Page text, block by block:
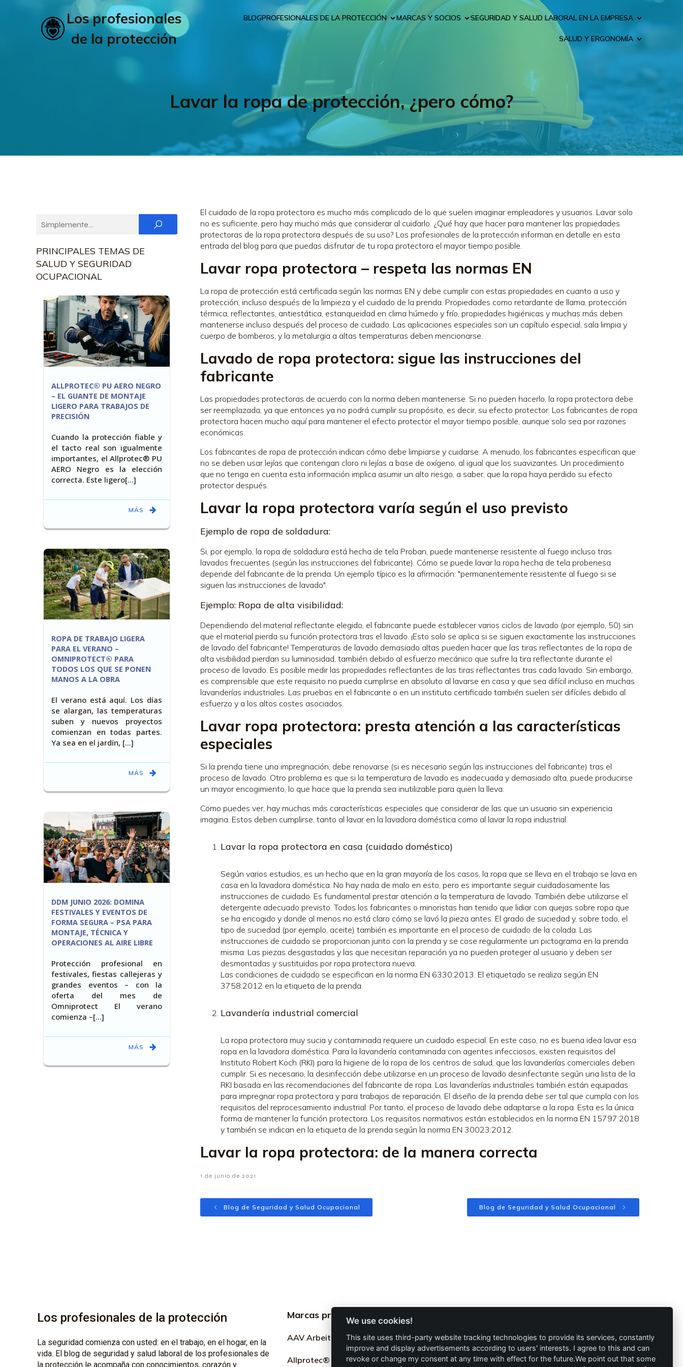
Los profesionales
de la protección
BLOGPROFESIONALES DE LA PROTECCIÓN MARCAS Y SOCIOS SEGURIDAD Y SALUD LABORAL EN LA EMPRESA
SALUD Y ERGONOMÍA
Lavar la ropa de protección, ¿pero cómo?
PRINCIPALES TEMAS DE
SALUD Y SEGURIDAD
OCUPACIONAL
ALLPROTEC® PU AERO NEGRO
– EL GUANTE DE MONTAJE
LIGERO PARA TRABAJOS DE
PRECISIÓN
Cuando la protección fiable y
el tacto real son igualmente
importantes, el Allprotec® PU
AERO Negro es la elección
correcta. Este ligero[…]
MÁS
ROPA DE TRABAJO LIGERA
PARA EL VERANO –
OMNIPROTECT® PARA
TODOS LOS QUE SE PONEN
MANOS A LA OBRA
El verano está aquí. Los días
se alargan, las temperaturas
suben y nuevos proyectos
comienzan en todas partes.
Ya sea en el jardín, [...]
MÁS
DDM JUNIO 2026: DOMINA
FESTIVALES Y EVENTOS DE
FORMA SEGURA – PSA PARA
MONTAJE, TÉCNICA Y
OPERACIONES AL AIRE LIBRE
Protección profesional en
festivales, fiestas callejeras y
grandes eventos – con la
oferta del mes de
Omniprotect El verano
comienza –[…]
MÁS
El cuidado de la ropa protectora es mucho más complicado de lo que suelen imaginar empleadores y usuarios. Lavar solo
no es suficiente, pero hay mucho más que considerar al cuidarlo. ¿Qué hay que hacer para mantener las propiedades
protectoras de la ropa protectora después de su uso? Los profesionales de la protección informan en detalle en esta
entrada del blog para que puedas disfrutar de tu ropa protectora el mayor tiempo posible.
Lavar ropa protectora – respeta las normas EN
La ropa de protección está certificada según las normas EN y debe cumplir con estas propiedades en cuanto a uso y
protección, incluso después de la limpieza y el cuidado de la prenda. Propiedades como retardante de llama, protección
térmica, reflectantes, antiestática, estanqueidad en clima húmedo y frío, propiedades higiénicas y muchas más deben
mantenerse incluso después del proceso de cuidado. Las aplicaciones especiales son un capítulo especial, sala limpia y
cuerpo de bomberos, y la metalurgia a altas temperaturas deben mencionarse.
Lavado de ropa protectora: sigue las instrucciones del
fabricante
Las propiedades protectoras de acuerdo con la norma deben mantenerse. Si no pueden hacerlo, la ropa protectora debe
ser reemplazada, ya que entonces ya no podrá cumplir su propósito, es decir, su efecto protector. Los fabricantes de ropa
protectora hacen mucho aquí para mantener el efecto protector el mayor tiempo posible, aunque solo sea por razones
económicas.
Los fabricantes de ropa de protección indican cómo debe limpiarse y cuidarse. A menudo, los fabricantes especifican que
no se deben usar lejías que contengan cloro ni lejías a base de oxígeno, al igual que los suavizantes. Un procedimiento
que no tenga en cuenta esta información implica asumir un alto riesgo, a saber, que la ropa haya perdido su efecto
protector después.
Lavar la ropa protectora varía según el uso previsto
Ejemplo de ropa de soldadura:
Si, por ejemplo, la ropa de soldadura está hecha de tela Proban, puede mantenerse resistente al fuego incluso tras
lavados frecuentes (según las instrucciones del fabricante). Cómo se puede lavar la ropa hecha de tela probenesa
depende del fabricante de la prenda. Un ejemplo típico es la afirmación: "permanentemente resistente al fuego si se
siguen las instrucciones de lavado".
Ejemplo: Ropa de alta visibilidad:
Dependiendo del material reflectante elegido, el fabricante puede establecer varios ciclos de lavado (por ejemplo, 50) sin
que el material pierda su función protectora tras el lavado. ¡Esto solo se aplica si se siguen exactamente las instrucciones
de lavado del fabricante! Temperaturas de lavado demasiado altas pueden hacer que las tiras reflectantes de la ropa de
alta visibilidad pierdan su luminosidad, también debido al esfuerzo mecánico que sufre la tira reflectante durante el
proceso de lavado. Es posible medir las propiedades reflectantes de las tiras reflectantes tras cada lavado. Sin embargo,
es comprensible que este requisito no pueda cumplirse en absoluto al lavarse en casa y que sea difícil incluso en muchas
lavanderías industriales. Las pruebas en el fabricante o en un instituto certificado también suelen ser difíciles debido al
esfuerzo y a los altos costes asociados.
Lavar ropa protectora: presta atención a las características
especiales
Si la prenda tiene una impregnación, debe renovarse (si es necesario según las instrucciones del fabricante) tras el
proceso de lavado. Otro problema es que si la temperatura de lavado es inadecuada y demasiado alta, puede producirse
un mayor encogimiento, lo que hace que la prenda sea inutilizable para quien la lleva.
Como puedes ver, hay muchas más características especiales que considerar de las que un usuario sin experiencia
imagina. Estos deben cumplirse, tanto al lavar en la lavadora doméstica como al lavar la ropa industrial.
Lavar la ropa protectora en casa (cuidado doméstico)
Según varios estudios, es un hecho que en la gran mayoría de los casos, la ropa que se lleva en el trabajo se lava en
casa en la lavadora doméstica. No hay nada de malo en esto, pero es importante seguir cuidadosamente las
instrucciones de cuidado. Es fundamental prestar atención a la temperatura de lavado. También debe utilizarse el
detergente adecuado previsto. Todos los fabricantes o minoristas han tenido que lidiar con quejas sobre ropa que
se ha encogido y donde al menos no está claro cómo se lavó la pieza antes. El grado de suciedad y, sobre todo, el
tipo de suciedad (por ejemplo, aceite) también es importante en el proceso de cuidado de la colada. Las
instrucciones de cuidado se proporcionan junto con la prenda y se cose regularmente un pictograma en la prenda
misma. Las piezas desgastadas y las que necesitan reparación ya no pueden proteger al usuario y deben ser
desmontadas y sustituidas por ropa protectora nueva.
Las condiciones de cuidado se especifican en la norma EN 6330:2013. El etiquetado se realiza según EN
3758:2012 en la etiqueta de la prenda.
Lavandería industrial comercial
La ropa protectora muy sucia y contaminada requiere un cuidado especial. En este caso, no es buena idea lavar esa
ropa en la lavadora doméstica. Para la lavandería contaminada con agentes infecciosos, existen requisitos del
Instituto Robert Koch (RKI) para la higiene de la ropa de los centros de salud, que las lavanderías comerciales deben
cumplir. Si es necesario, la desinfección debe utilizarse en un proceso de lavado desinfectante según una lista de la
RKI basada en las recomendaciones del fabricante de ropa. Las lavanderías industriales también están equipadas
para impregnar ropa protectora y para trabajos de reparación. El diseño de la prenda debe ser tal que cumpla con los
requisitos del reprocesamiento industrial. Por tanto, el proceso de lavado debe adaptarse a la ropa. Esta es la única
forma de mantener la función protectora. Los requisitos normativos están establecidos en la norma EN 15797:2018
y también se indican en la etiqueta de la prenda según la norma EN 30023:2012.
Lavar la ropa protectora: de la manera correcta
1 de junio de 2021
Blog de Seguridad y Salud Ocupacional Blog de Seguridad y Salud Ocupacional
Los profesionales de la protección
La seguridad comienza con usted: en el trabajo, en el hogar, en la
vida. El blog de seguridad y salud laboral de los profesionales de
la protección le acompaña con conocimientos, corazón y
Marcas profesionales
AAV Arbeitsschutz GmbH
Allprotec® Solo trabaja
Marketing
info@die-
schutzprofis.de
We use cookies!
This site uses third-party website tracking technologies to provide its services, constantly
improve and display advertisements according to users' interests. I agree to this and can
revoke or change my consent at any time with effect for the future.We point out that some